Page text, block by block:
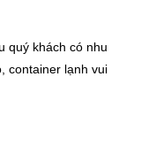
quý khách có nhu
container lạnh vui